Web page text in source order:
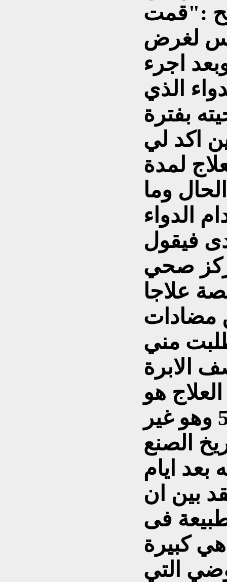
:"قمت
لغرض
اجرء
الذي
بفترة
اكد لي
لمدة
وما
فيقول
صحي
علاجا
مضادات
مني
الابرة
هو
واحد ملغم والمطلوب 500 وهو غير
الصنع
بين ان
فى
كبيرة
التي